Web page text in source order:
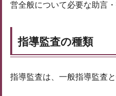
営全般について必要な助言
指導監査の種類
指導監査は、一般指導監査